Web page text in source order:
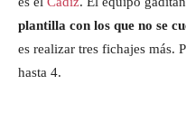
plantilla con los que no se
es realizar tres fichajes más.
hasta 4.